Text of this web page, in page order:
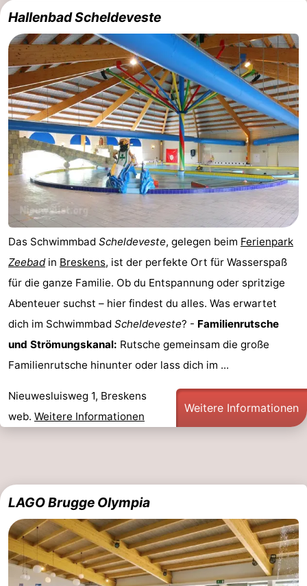
Lastminutes
Strand
Sehen
&
tun
-
Museen
-
Denkmäler
-
Mühlen
Aussichtspunkte
Attraktionen
-
Rundfahrten
-
Spielplätze
-
Indoor-
Spielplätze
-
Bowling
-
Minigolfplätze
Wellness-
&
Städte
Natur
Sport
-
Schwimmbader
Hallenbad Scheldeveste
Das Schwimmbad Scheldeveste, gelegen beim Ferienpark
Zeebadin Breskens, ist der perfekte Ort für Wasserspaß
für die ganze Familie. Ob du Entspannung oder spritzige
Abenteuer suchst – hier findest du alles. Was erwartet
dich im Schwimmbad Scheldeveste? - Familienrutsche
und Strömungskanal: Rutsche gemeinsam die große
Familienrutsche hinunter oder lass dich im ...
Nieuwesluisweg 1, Breskens
web. Weitere Informationen
Weitere Informationen
LAGO Brugge Olympia